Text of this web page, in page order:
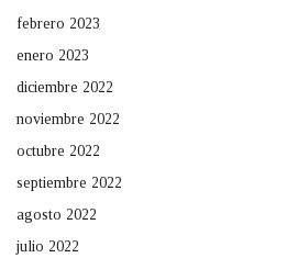
febrero 2023
enero 2023
diciembre 2022
noviembre 2022
octubre 2022
septiembre 2022
agosto 2022
julio 2022